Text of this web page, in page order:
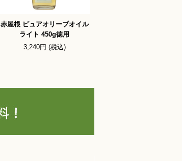
赤屋根 ピュアオリーブオイル
ライト 450g徳用
3,240円 (税込)